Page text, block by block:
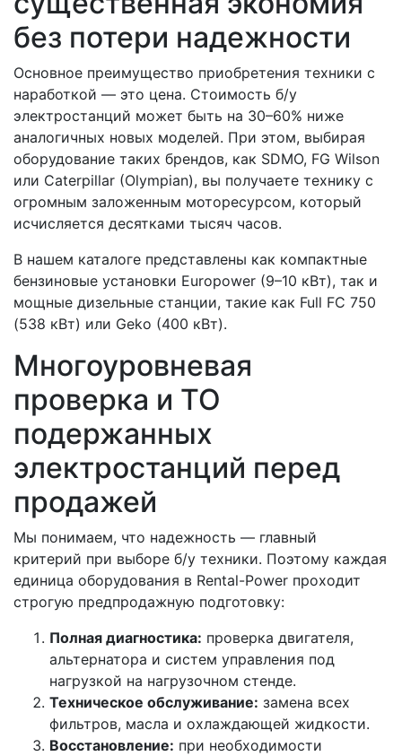
без потери надежности
Основное преимущество приобретения техники с
наработкой — это цена. Стоимость б/у
электростанций может быть на 30–60% ниже
аналогичных новых моделей. При этом, выбирая
оборудование таких брендов, как SDMO, FG Wilson
или Caterpillar (Olympian), вы получаете технику с
огромным заложенным моторесурсом, который
исчисляется десятками тысяч часов.
В нашем каталоге представлены как компактные
бензиновые установки Europower (9–10 кВт), так и
мощные дизельные станции, такие как Full FC 750
(538 кВт) или Geko (400 кВт).
Многоуровневая
проверка и ТО
подержанных
электростанций перед
продажей
Мы понимаем, что надежность — главный
критерий при выборе б/у техники. Поэтому каждая
единица оборудования в Rental-Power проходит
строгую предпродажную подготовку:
Полная диагностика: проверка двигателя,
альтернатора и систем управления под
нагрузкой на нагрузочном стенде.
Техническое обслуживание: замена всех
фильтров, масла и охлаждающей жидкости.
Восстановление: при необходимости